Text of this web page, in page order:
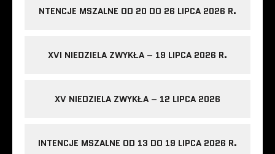
NTENCJE MSZALNE OD 20 DO 26 LIPCA 2026 R.
XVI NIEDZIELA ZWYKŁA – 19 LIPCA 2026 R.
XV NIEDZIELA ZWYKŁA – 12 LIPCA 2026
INTENCJE MSZALNE OD 13 DO 19 LIPCA 2026 R.